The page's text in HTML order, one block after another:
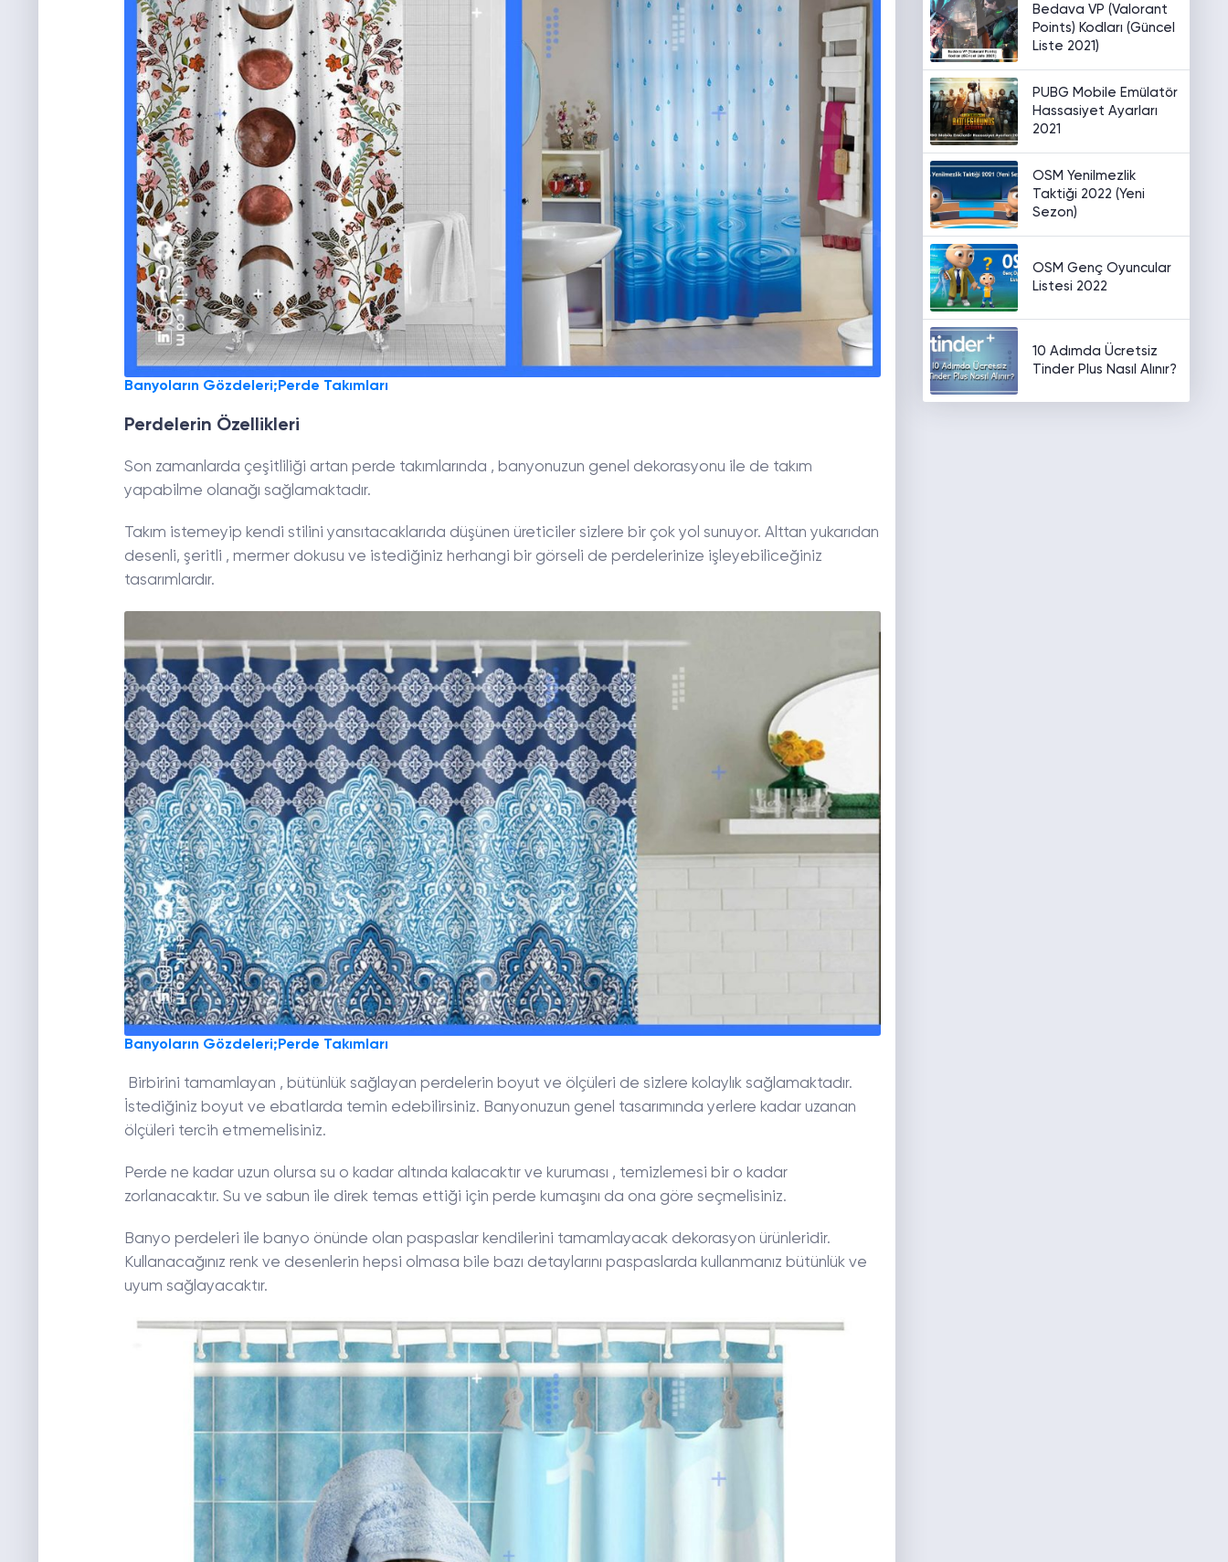
Banyoların Gözdeleri;Perde Takımları
Perdelerin Özellikleri
Son zamanlarda çeşitliliği artan perde takımlarında , banyonuzun genel dekorasyonu ile de takım
yapabilme olanağı sağlamaktadır.
Takım istemeyip kendi stilini yansıtacaklarıda düşünen üreticiler sizlere bir çok yol sunuyor. Alttan yukarıdan
desenli, şeritli , mermer dokusu ve istediğiniz herhangi bir görseli de perdelerinize işleyebiliceğiniz
tasarımlardır.
Banyoların Gözdeleri;Perde Takımları
Birbirini tamamlayan , bütünlük sağlayan perdelerin boyut ve ölçüleri de sizlere kolaylık sağlamaktadır.
İstediğiniz boyut ve ebatlarda temin edebilirsiniz. Banyonuzun genel tasarımında yerlere kadar uzanan
ölçüleri tercih etmemelisiniz.
Perde ne kadar uzun olursa su o kadar altında kalacaktır ve kuruması , temizlemesi bir o kadar
zorlanacaktır. Su ve sabun ile direk temas ettiği için perde kumaşını da ona göre seçmelisiniz.
Banyo perdeleri ile banyo önünde olan paspaslar kendilerini tamamlayacak dekorasyon ürünleridir.
Kullanacağınız renk ve desenlerin hepsi olmasa bile bazı detaylarını paspaslarda kullanmanız bütünlük ve
uyum sağlayacaktır.
Bedava VP (Valorant
Points) Kodları (Güncel
Liste 2021)
PUBG Mobile Emülatör
Hassasiyet Ayarları
2021
OSM Yenilmezlik
Taktiği 2022 (Yeni
Sezon)
OSM Genç Oyuncular
Listesi 2022
10 Adımda Ücretsiz
Tinder Plus Nasıl Alınır?